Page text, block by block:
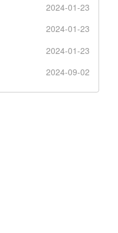
2024-01-23
2024-01-23
2024-01-23
2024-09-02